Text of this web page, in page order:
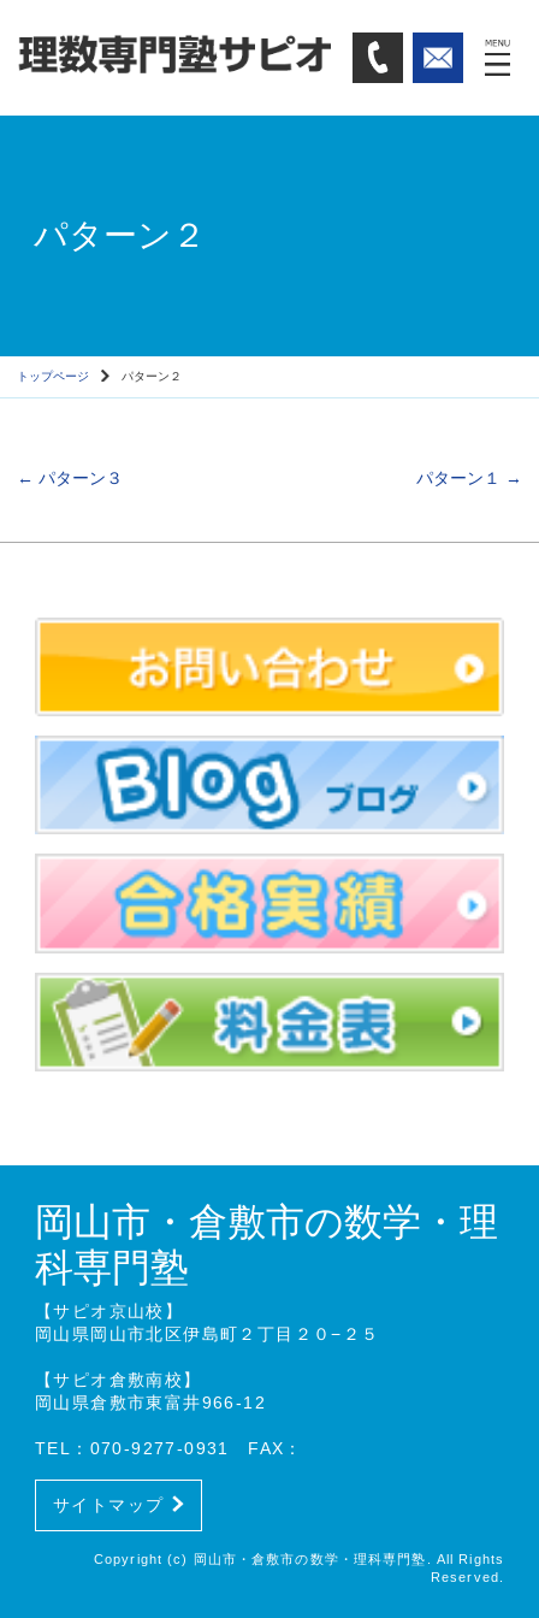
パターン２
トップページ パターン２
← パターン３ パターン１ →
岡山市・倉敷市の数学・理
科専門塾
【サピオ京山校】
岡山県岡山市北区伊島町２丁目２０−２５
【サピオ倉敷南校】
岡山県倉敷市東富井966-12
TEL：070-9277-0931 FAX：
サイトマップ
Copyright (c) 岡山市・倉敷市の数学・理科専門塾. All Rights
Reserved.